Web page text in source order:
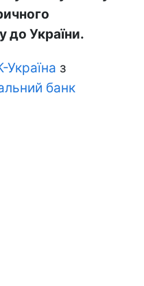
до України.
Україна з
банк